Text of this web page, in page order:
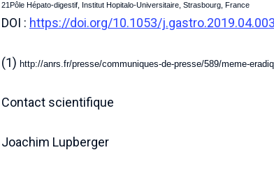
21Pôle Hépato-digestif, Institut Hopitalo-Universitaire, Strasbourg, France
DOI : https://doi.org/10.1053/j.gastro.2019.04.003
(1) http://anrs.fr/presse/communiques-de-presse/589/meme-
Contact scientifique
Joachim Lupberger